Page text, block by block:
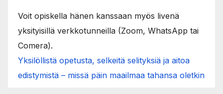
Voit opiskella hänen kanssaan myös livenä
yksityisillä verkkotunneilla (Zoom, WhatsApp tai
Comera).
Yksilöllistä opetusta, selkeitä selityksiä ja aitoa
edistymistä – missä päin maailmaa tahansa oletkin